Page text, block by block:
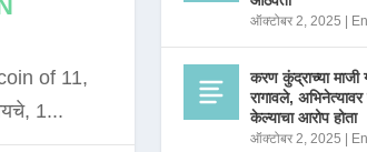
of 11,
1...
ऑक्टोबर 2, 2025
करण कुंद्राच्या माजी
रागावले,
केल्याचा आरोप होता
ऑक्टोबर 2, 2025